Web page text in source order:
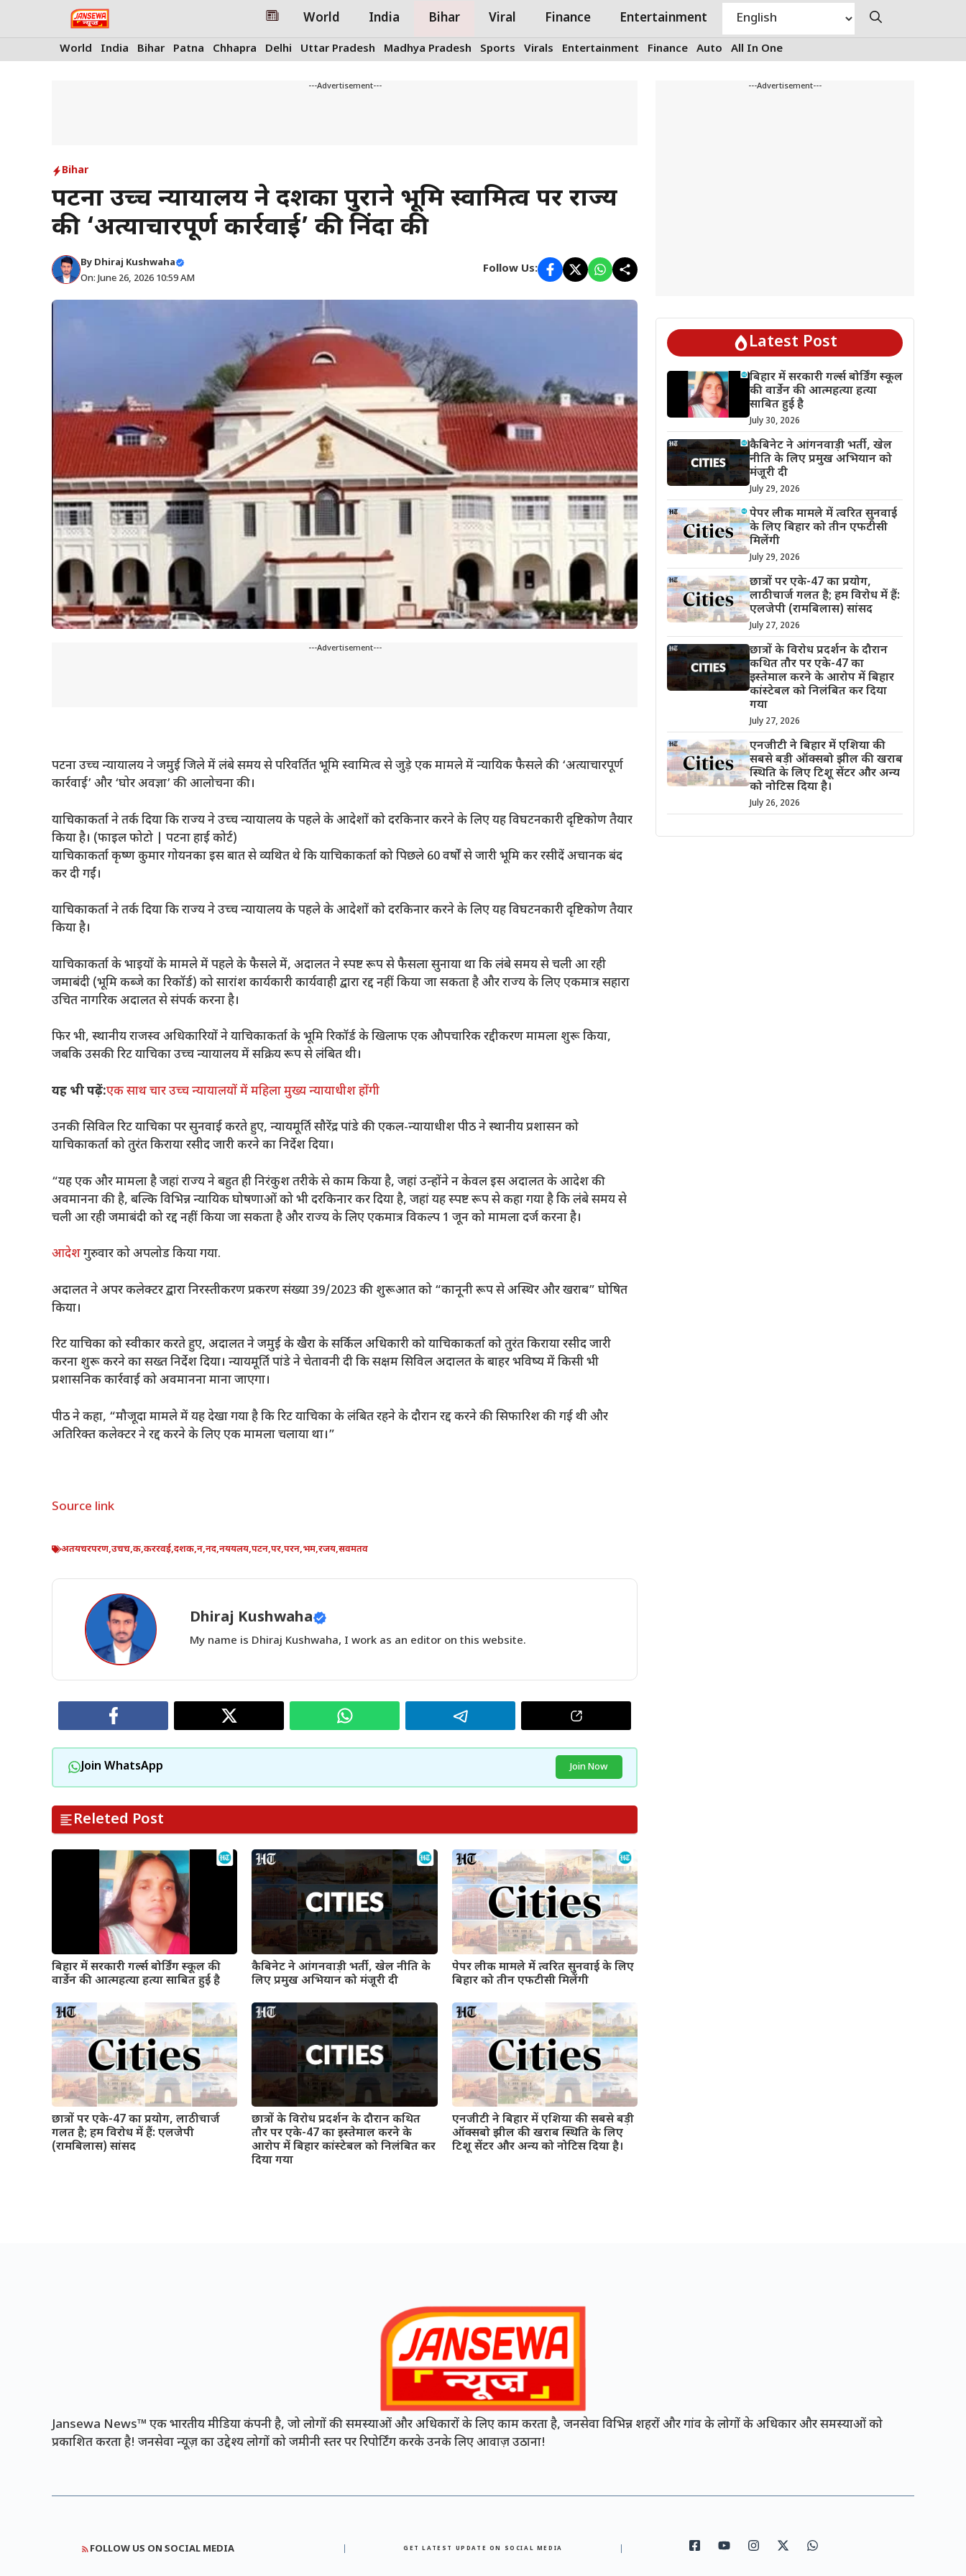
World India Bihar Viral Finance Entertainment
World India Bihar Patna Chhapra Delhi Uttar Pradesh Madhya Pradesh Sports Virals Entertainment Finance Auto All In One
---Advertisement---
Bihar
पटना उच्च न्यायालय ने दशकों पुराने भूमि स्वामित्व पर राज्य
की ‘अत्याचारपूर्ण कार्रवाई’ की निंदा की
By Dhiraj Kushwaha
On: June 26, 2026 10:59 AM
Follow Us:
---Advertisement---
पटना उच्च न्यायालय ने जमुई जिले में लंबे समय से परिवर्तित भूमि स्वामित्व से जुड़े एक मामले में न्यायिक फैसले की ‘अत्याचारपूर्ण
कार्रवाई’ और ‘घोर अवज्ञा’ की आलोचना की।
याचिकाकर्ता ने तर्क दिया कि राज्य ने उच्च न्यायालय के पहले के आदेशों को दरकिनार करने के लिए यह विघटनकारी दृष्टिकोण तैयार
किया है। (फाइल फोटो | पटना हाई कोर्ट)
याचिकाकर्ता कृष्ण कुमार गोयनका इस बात से व्यथित थे कि याचिकाकर्ता को पिछले 60 वर्षों से जारी भूमि कर रसीदें अचानक बंद
कर दी गईं।
याचिकाकर्ता ने तर्क दिया कि राज्य ने उच्च न्यायालय के पहले के आदेशों को दरकिनार करने के लिए यह विघटनकारी दृष्टिकोण तैयार
किया है।
याचिकाकर्ता के भाइयों के मामले में पहले के फैसले में, अदालत ने स्पष्ट रूप से फैसला सुनाया था कि लंबे समय से चली आ रही
जमाबंदी (भूमि कब्जे का रिकॉर्ड) को सारांश कार्यकारी कार्यवाही द्वारा रद्द नहीं किया जा सकता है और राज्य के लिए एकमात्र सहारा
उचित नागरिक अदालत से संपर्क करना है।
फिर भी, स्थानीय राजस्व अधिकारियों ने याचिकाकर्ता के भूमि रिकॉर्ड के खिलाफ एक औपचारिक रद्दीकरण मामला शुरू किया,
जबकि उसकी रिट याचिका उच्च न्यायालय में सक्रिय रूप से लंबित थी।
यह भी पढ़ें:एक साथ चार उच्च न्यायालयों में महिला मुख्य न्यायाधीश होंगी
उनकी सिविल रिट याचिका पर सुनवाई करते हुए, न्यायमूर्ति सौरेंद्र पांडे की एकल-न्यायाधीश पीठ ने स्थानीय प्रशासन को
याचिकाकर्ता को तुरंत किराया रसीद जारी करने का निर्देश दिया।
“यह एक और मामला है जहां राज्य ने बहुत ही निरंकुश तरीके से काम किया है, जहां उन्होंने न केवल इस अदालत के आदेश की
अवमानना ​​की है, बल्कि विभिन्न न्यायिक घोषणाओं को भी दरकिनार कर दिया है, जहां यह स्पष्ट रूप से कहा गया है कि लंबे समय से
चली आ रही जमाबंदी को रद्द नहीं किया जा सकता है और राज्य के लिए एकमात्र विकल्प 1 जून को मामला दर्ज करना है।
आदेशगुरुवार को अपलोड किया गया.
अदालत ने अपर कलेक्टर द्वारा निरस्तीकरण प्रकरण संख्या 39/2023 की शुरूआत को “कानूनी रूप से अस्थिर और खराब” घोषित
किया।
रिट याचिका को स्वीकार करते हुए, अदालत ने जमुई के खैरा के सर्किल अधिकारी को याचिकाकर्ता को तुरंत किराया रसीद जारी
करना शुरू करने का सख्त निर्देश दिया। न्यायमूर्ति पांडे ने चेतावनी दी कि सक्षम सिविल अदालत के बाहर भविष्य में किसी भी
प्रशासनिक कार्रवाई को अवमानना ​​माना जाएगा।
पीठ ने कहा, “मौजूदा मामले में यह देखा गया है कि रिट याचिका के लंबित रहने के दौरान रद्द करने की सिफारिश की गई थी और
अतिरिक्त कलेक्टर ने रद्द करने के लिए एक मामला चलाया था।”
Source link
अतयचरपरण,उचच,क,कररवई,दशक,न,नद,नययलय,पटन,पर,परन,भम,रजय,सवमतव
Dhiraj Kushwaha
My name is Dhiraj Kushwaha, I work as an editor on this website.
Join WhatsApp Join Now
Releted Post
बिहार में सरकारी गर्ल्स बोर्डिंग स्कूल की
वार्डेन की आत्महत्या हत्या साबित हुई है
कैबिनेट ने आंगनवाड़ी भर्ती, खेल नीति के
लिए प्रमुख अभियान को मंजूरी दी
पेपर लीक मामले में त्वरित सुनवाई के लिए
बिहार को तीन एफटीसी मिलेंगी
छात्रों पर एके-47 का प्रयोग, लाठीचार्ज
गलत है; हम विरोध में हैं: एलजेपी
(रामबिलास) सांसद
छात्रों के विरोध प्रदर्शन के दौरान कथित
तौर पर एके-47 का इस्तेमाल करने के
आरोप में बिहार कांस्टेबल को निलंबित कर
दिया गया
एनजीटी ने बिहार में एशिया की सबसे बड़ी
ऑक्सबो झील की खराब स्थिति के लिए
टिशू सेंटर और अन्य को नोटिस दिया है।
---Advertisement---
Latest Post
बिहार में सरकारी गर्ल्स बोर्डिंग स्कूल
की वार्डेन की आत्महत्या हत्या
साबित हुई है
July 30, 2026
कैबिनेट ने आंगनवाड़ी भर्ती, खेल
नीति के लिए प्रमुख अभियान को
मंजूरी दी
July 29, 2026
पेपर लीक मामले में त्वरित सुनवाई
के लिए बिहार को तीन एफटीसी
मिलेंगी
July 29, 2026
छात्रों पर एके-47 का प्रयोग,
लाठीचार्ज गलत है; हम विरोध में हैं:
एलजेपी (रामबिलास) सांसद
July 27, 2026
छात्रों के विरोध प्रदर्शन के दौरान
कथित तौर पर एके-47 का
इस्तेमाल करने के आरोप में बिहार
कांस्टेबल को निलंबित कर दिया
गया
July 27, 2026
एनजीटी ने बिहार में एशिया की
सबसे बड़ी ऑक्सबो झील की खराब
स्थिति के लिए टिशू सेंटर और अन्य
को नोटिस दिया है।
July 26, 2026
Jansewa News™ एक भारतीय मीडिया कंपनी है, जो लोगों की समस्याओं और अधिकारों के लिए काम करता है, जनसेवा विभिन्न शहरों और गांव के लोगों के अधिकार और समस्याओं को
प्रकाशित करता है! जनसेवा न्यूज़ का उद्देश्य लोगों को जमीनी स्तर पर रिपोर्टिंग करके उनके लिए आवाज़ उठाना!
FOLLOW US ON SOCIAL MEDIA GET LATEST UPDATE ON SOCIAL MEDIA